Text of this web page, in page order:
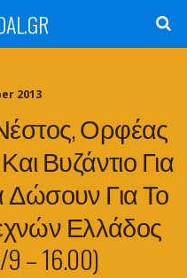
2013
Ορφέας
Βυζάντιο Για
Για Το
Ελλάδος
– 16.00)